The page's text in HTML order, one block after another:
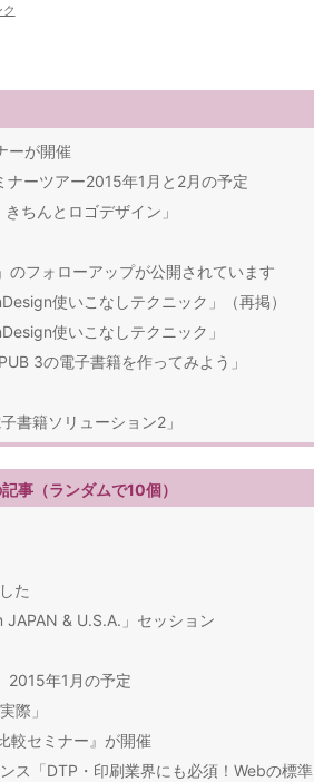
ーが開催
ナーツアー2015年1月と2月の予定
ちんとロゴデザイン」
のフォローアップが公開されています
使いこなしテクニック」（再掲）
使いこなしテクニック」
3の電子書籍を作ってみよう」
書籍ソリューション2」
事（ランダムで10個）
た
& U.S.A.」セッション
2015年1月の予定
際」
較セミナー』が開催
ス「DTP・印刷業界にも必須！Webの標準